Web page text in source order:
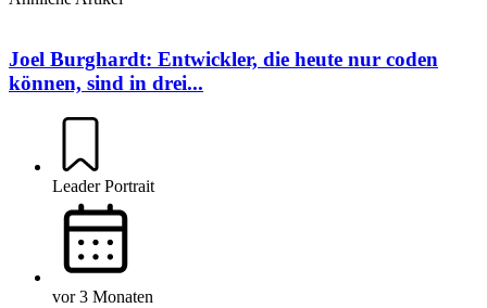
Joel Burghardt: Entwickler, die heute nur coden
können, sind in drei...
Leader Portrait
vor 3 Monaten